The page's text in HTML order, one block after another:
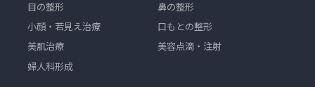
目の整形
鼻の整形
小顔・若見え治療
口もとの整形
美肌治療
美容点滴・注射
婦人科形成